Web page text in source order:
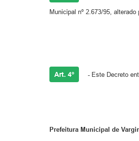
Municipal nº 2.673/95, alterado
Art. 4º - Este Decreto
Prefeitura Municipal de